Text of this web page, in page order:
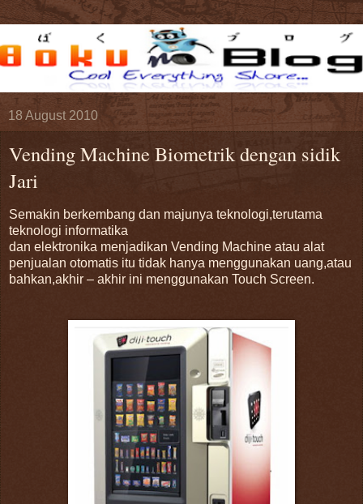
18 August 2010
Vending Machine Biometrik dengan sidik
Jari
Semakin berkembang dan majunya teknologi,terutama
teknologi informatika
dan elektronika menjadikan Vending Machine atau alat
penjualan otomatis itu tidak hanya menggunakan uang,atau
bahkan,akhir – akhir ini menggunakan Touch Screen.